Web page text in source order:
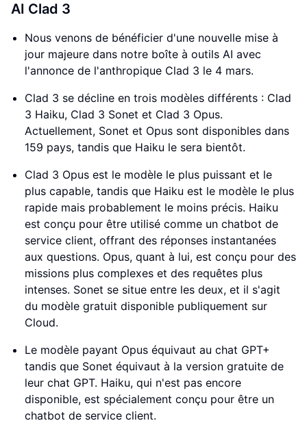
AI Clad 3
Nous venons de bénéficier d'une nouvelle mise à
jour majeure dans notre boîte à outils AI avec
l'annonce de l'anthropique Clad 3 le 4 mars.
Clad 3 se décline en trois modèles différents : Clad
3 Haiku, Clad 3 Sonet et Clad 3 Opus.
Actuellement, Sonet et Opus sont disponibles dans
159 pays, tandis que Haiku le sera bientôt.
Clad 3 Opus est le modèle le plus puissant et le
plus capable, tandis que Haiku est le modèle le plus
rapide mais probablement le moins précis. Haiku
est conçu pour être utilisé comme un chatbot de
service client, offrant des réponses instantanées
aux questions. Opus, quant à lui, est conçu pour des
missions plus complexes et des requêtes plus
intenses. Sonet se situe entre les deux, et il s'agit
du modèle gratuit disponible publiquement sur
Cloud.
Le modèle payant Opus équivaut au chat GPT+
tandis que Sonet équivaut à la version gratuite de
leur chat GPT. Haiku, qui n'est pas encore
disponible, est spécialement conçu pour être un
chatbot de service client.